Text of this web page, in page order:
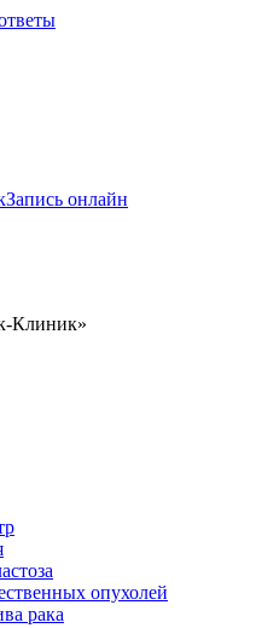
Запись онлайн
Клиник»
опухолей
рака